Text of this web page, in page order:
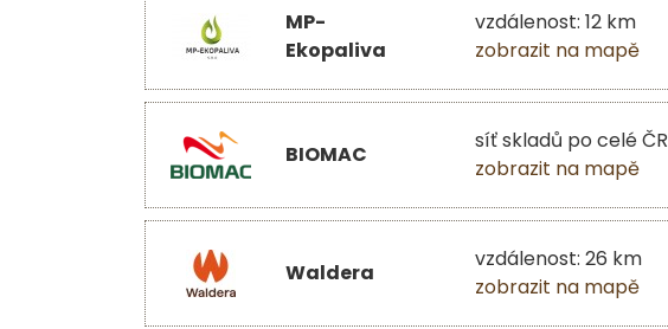
MP-
Ekopaliva
vzdálenost: 12 km
zobrazit na mapě
BIOMAC
síť skladů po celé ČR
zobrazit na mapě
Waldera
vzdálenost: 26 km
zobrazit na mapě